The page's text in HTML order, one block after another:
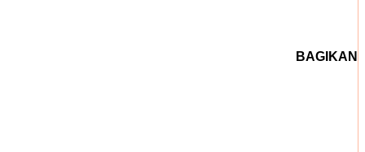
BAGIKAN